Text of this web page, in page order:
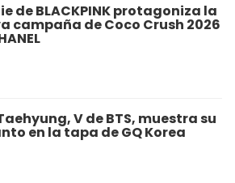
de BLACKPINK protagoniza la
campaña de Coco Crush 2026
V de BTS, muestra su
en la tapa de GQ Korea